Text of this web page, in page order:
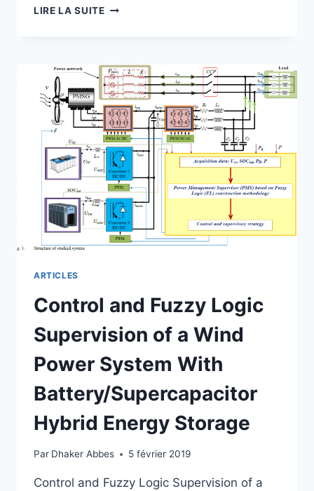
LIRE LA SUITEDEVELOPMENT
FOR
URBAN
MICROGRID
OPTIMAL
ENERGY
PLANNING
AND
MANAGEMENT
ARTICLES
Control and Fuzzy Logic
Supervision of a Wind
Power System With
Battery/Supercapacitor
Hybrid Energy Storage
Par Dhaker Abbes 5 février 2019
Control and Fuzzy Logic Supervision of a